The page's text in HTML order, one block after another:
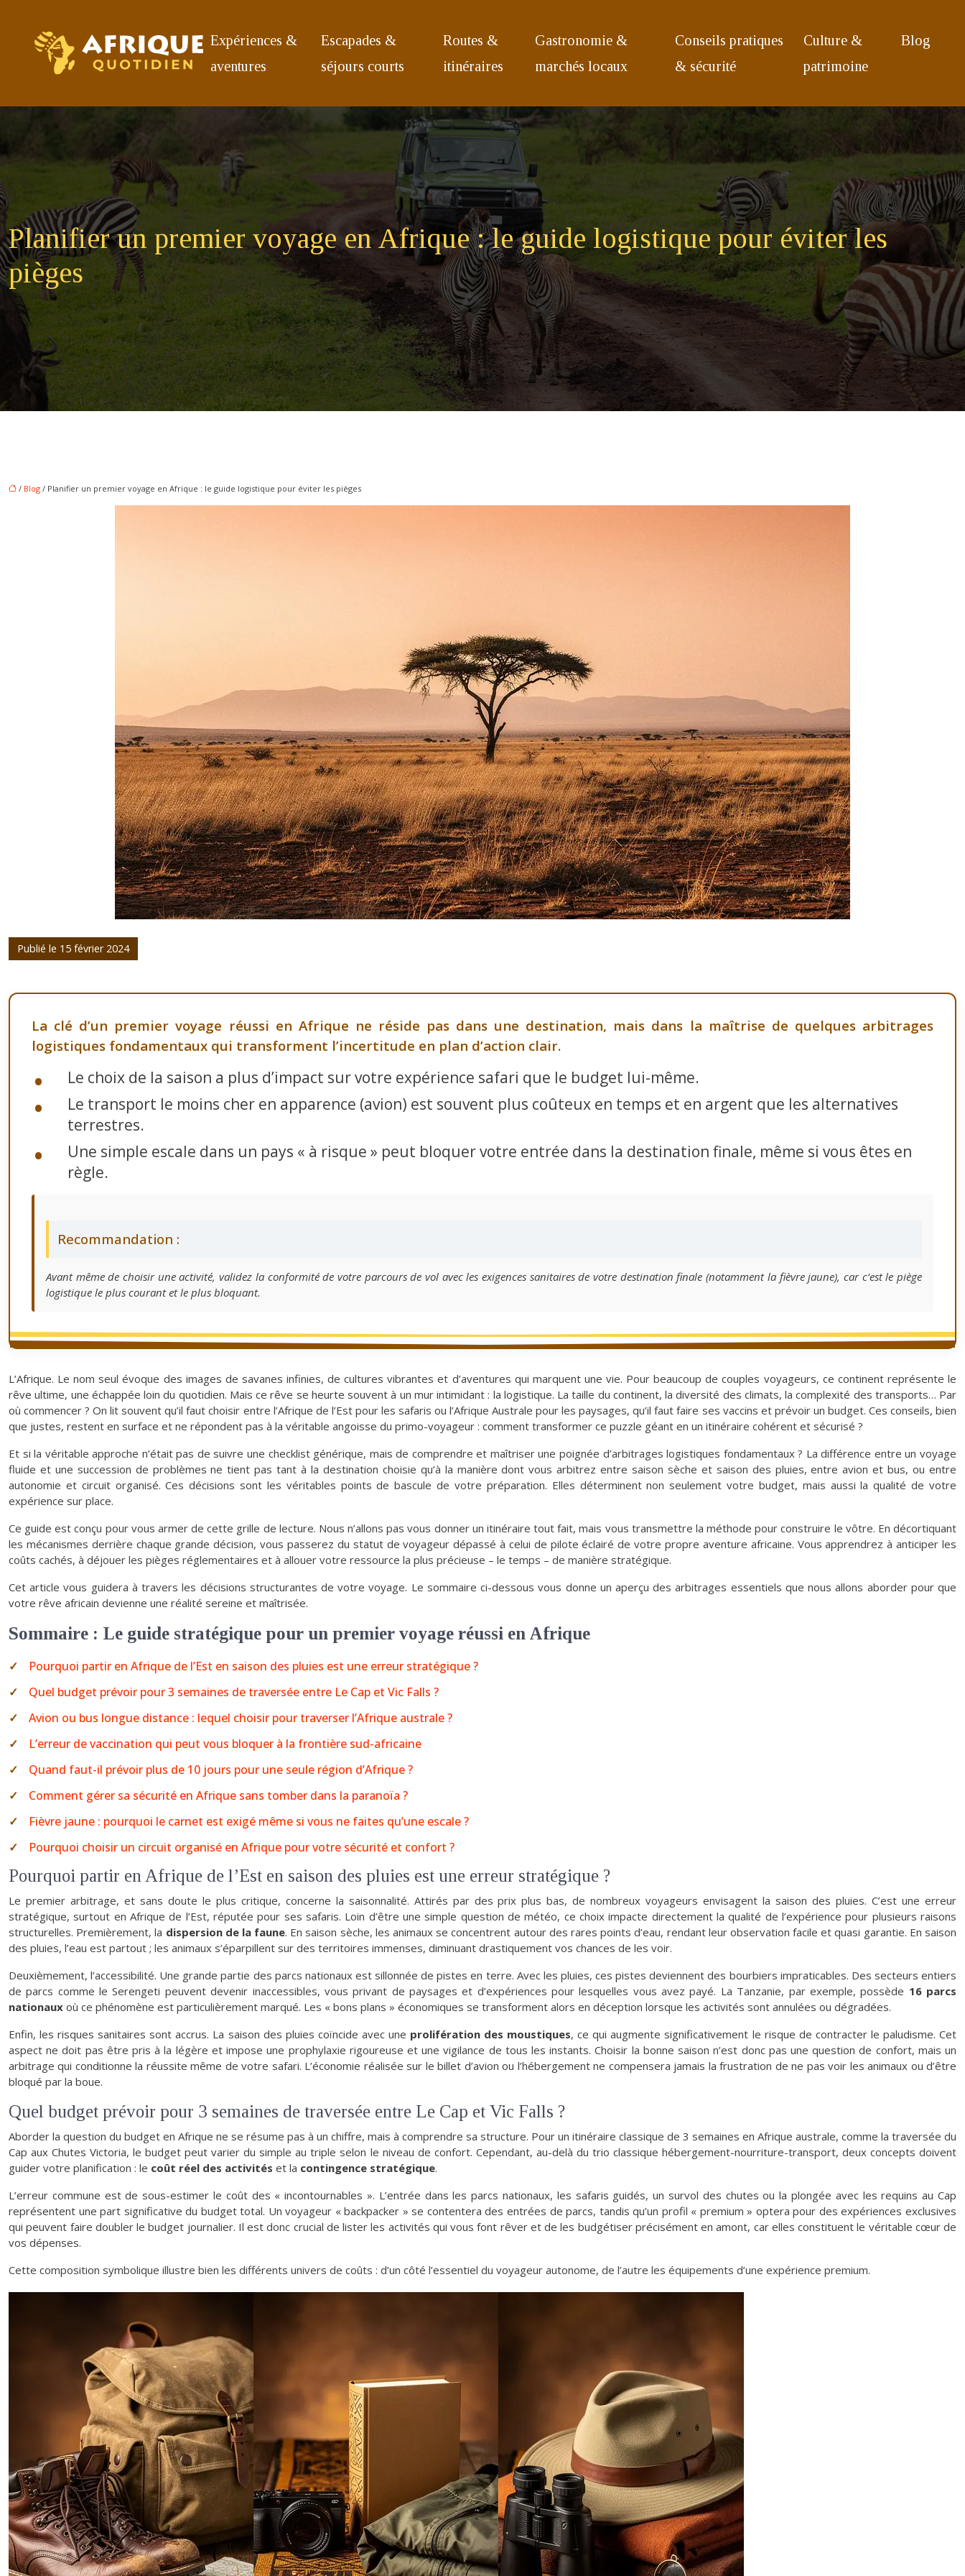
Expériences &
aventures
Escapades &
séjours courts
Routes &
itinéraires
Gastronomie &
marchés locaux
Conseils pratiques
& sécurité
Culture &
patrimoine
Blog
Planifier un premier voyage en Afrique : le guide logistique pour éviter les
pièges
/ Blog / Planifier un premier voyage en Afrique : le guide logistique pour éviter les pièges
Publié le 15 février 2024
La clé d’un premier voyage réussi en Afrique ne réside pas dans une destination, mais dans la maîtrise de quelques arbitrages
logistiques fondamentaux qui transforment l’incertitude en plan d’action clair.
Le choix de la saison a plus d’impact sur votre expérience safari que le budget lui-même.
Le transport le moins cher en apparence (avion) est souvent plus coûteux en temps et en argent que les alternatives
terrestres.
Une simple escale dans un pays « à risque » peut bloquer votre entrée dans la destination finale, même si vous êtes en
règle.
Recommandation :
Avant même de choisir une activité, validez la conformité de votre parcours de vol avec les exigences sanitaires de votre destination finale (notamment la fièvre jaune), car c’est le piège
logistique le plus courant et le plus bloquant.
L’Afrique. Le nom seul évoque des images de savanes infinies, de cultures vibrantes et d’aventures qui marquent une vie. Pour beaucoup de couples voyageurs, ce continent représente le
rêve ultime, une échappée loin du quotidien. Mais ce rêve se heurte souvent à un mur intimidant : la logistique. La taille du continent, la diversité des climats, la complexité des transports… Par
où commencer ? On lit souvent qu’il faut choisir entre l’Afrique de l’Est pour les safaris ou l’Afrique Australe pour les paysages, qu’il faut faire ses vaccins et prévoir un budget. Ces conseils, bien
que justes, restent en surface et ne répondent pas à la véritable angoisse du primo-voyageur : comment transformer ce puzzle géant en un itinéraire cohérent et sécurisé ?
Et si la véritable approche n’était pas de suivre une checklist générique, mais de comprendre et maîtriser une poignée d’arbitrages logistiques fondamentaux ? La différence entre un voyage
fluide et une succession de problèmes ne tient pas tant à la destination choisie qu’à la manière dont vous arbitrez entre saison sèche et saison des pluies, entre avion et bus, ou entre
autonomie et circuit organisé. Ces décisions sont les véritables points de bascule de votre préparation. Elles déterminent non seulement votre budget, mais aussi la qualité de votre
expérience sur place.
Ce guide est conçu pour vous armer de cette grille de lecture. Nous n’allons pas vous donner un itinéraire tout fait, mais vous transmettre la méthode pour construire le vôtre. En décortiquant
les mécanismes derrière chaque grande décision, vous passerez du statut de voyageur dépassé à celui de pilote éclairé de votre propre aventure africaine. Vous apprendrez à anticiper les
coûts cachés, à déjouer les pièges réglementaires et à allouer votre ressource la plus précieuse – le temps – de manière stratégique.
Cet article vous guidera à travers les décisions structurantes de votre voyage. Le sommaire ci-dessous vous donne un aperçu des arbitrages essentiels que nous allons aborder pour que
votre rêve africain devienne une réalité sereine et maîtrisée.
Sommaire : Le guide stratégique pour un premier voyage réussi en Afrique
Pourquoi partir en Afrique de l’Est en saison des pluies est une erreur stratégique ?
Quel budget prévoir pour 3 semaines de traversée entre Le Cap et Vic Falls ?
Avion ou bus longue distance : lequel choisir pour traverser l’Afrique australe ?
L’erreur de vaccination qui peut vous bloquer à la frontière sud-africaine
Quand faut-il prévoir plus de 10 jours pour une seule région d’Afrique ?
Comment gérer sa sécurité en Afrique sans tomber dans la paranoïa ?
Fièvre jaune : pourquoi le carnet est exigé même si vous ne faites qu’une escale ?
Pourquoi choisir un circuit organisé en Afrique pour votre sécurité et confort ?
Pourquoi partir en Afrique de l’Est en saison des pluies est une erreur stratégique ?
Le premier arbitrage, et sans doute le plus critique, concerne la saisonnalité. Attirés par des prix plus bas, de nombreux voyageurs envisagent la saison des pluies. C’est une erreur
stratégique, surtout en Afrique de l’Est, réputée pour ses safaris. Loin d’être une simple question de météo, ce choix impacte directement la qualité de l’expérience pour plusieurs raisons
structurelles. Premièrement, la dispersion de la faune. En saison sèche, les animaux se concentrent autour des rares points d’eau, rendant leur observation facile et quasi garantie. En saison
des pluies, l’eau est partout ; les animaux s’éparpillent sur des territoires immenses, diminuant drastiquement vos chances de les voir.
Deuxièmement, l’accessibilité. Une grande partie des parcs nationaux est sillonnée de pistes en terre. Avec les pluies, ces pistes deviennent des bourbiers impraticables. Des secteurs entiers
de parcs comme le Serengeti peuvent devenir inaccessibles, vous privant de paysages et d’expériences pour lesquelles vous avez payé. La Tanzanie, par exemple, possède 16 parcs
nationaux où ce phénomène est particulièrement marqué. Les « bons plans » économiques se transforment alors en déception lorsque les activités sont annulées ou dégradées.
Enfin, les risques sanitaires sont accrus. La saison des pluies coïncide avec une prolifération des moustiques, ce qui augmente significativement le risque de contracter le paludisme. Cet
aspect ne doit pas être pris à la légère et impose une prophylaxie rigoureuse et une vigilance de tous les instants. Choisir la bonne saison n’est donc pas une question de confort, mais un
arbitrage qui conditionne la réussite même de votre safari. L’économie réalisée sur le billet d’avion ou l’hébergement ne compensera jamais la frustration de ne pas voir les animaux ou d’être
bloqué par la boue.
Quel budget prévoir pour 3 semaines de traversée entre Le Cap et Vic Falls ?
Aborder la question du budget en Afrique ne se résume pas à un chiffre, mais à comprendre sa structure. Pour un itinéraire classique de 3 semaines en Afrique australe, comme la traversée du
Cap aux Chutes Victoria, le budget peut varier du simple au triple selon le niveau de confort. Cependant, au-delà du trio classique hébergement-nourriture-transport, deux concepts doivent
guider votre planification : le coût réel des activités et la contingence stratégique.
L’erreur commune est de sous-estimer le coût des « incontournables ». L’entrée dans les parcs nationaux, les safaris guidés, un survol des chutes ou la plongée avec les requins au Cap
représentent une part significative du budget total. Un voyageur « backpacker » se contentera des entrées de parcs, tandis qu’un profil « premium » optera pour des expériences exclusives
qui peuvent faire doubler le budget journalier. Il est donc crucial de lister les activités qui vous font rêver et de les budgétiser précisément en amont, car elles constituent le véritable cœur de
vos dépenses.
Cette composition symbolique illustre bien les différents univers de coûts : d’un côté l’essentiel du voyageur autonome, de l’autre les équipements d’une expérience premium.